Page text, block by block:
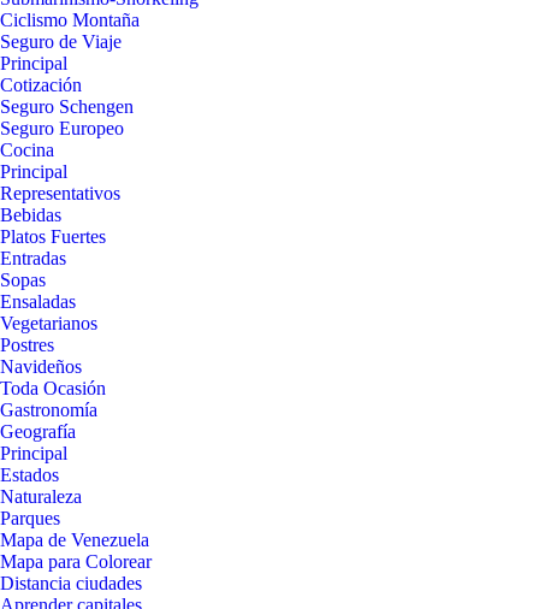
Ciclismo Montaña
Seguro de Viaje
Principal
Cotización
Seguro Schengen
Seguro Europeo
Cocina
Principal
Representativos
Bebidas
Platos Fuertes
Entradas
Sopas
Ensaladas
Vegetarianos
Postres
Navideños
Toda Ocasión
Gastronomía
Geografía
Principal
Estados
Naturaleza
Parques
Mapa de Venezuela
Mapa para Colorear
Distancia ciudades
Aprender capitales